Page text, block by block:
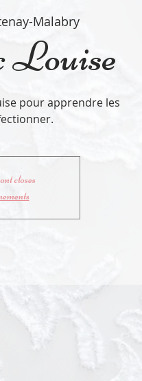
Malabry
Louise
pour apprendre les
closes